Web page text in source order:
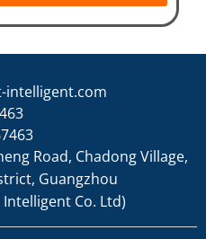
intelligent.com
Road, Chadong Village,
Guangzhou
Co. Ltd)